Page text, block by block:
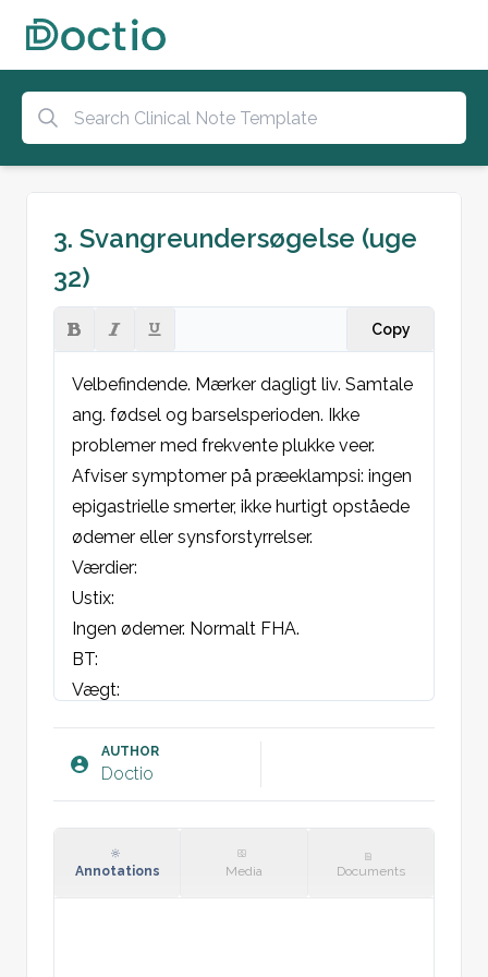
3. Svangreundersøgelse (uge
32)
Copy
Velbefindende. Mærker dagligt liv. Samtale
ang. fødsel og barselsperioden. Ikke
problemer med frekvente plukke veer.
Afviser symptomer på præeklampsi: ingen
epigastrielle smerter, ikke hurtigt opståede
ødemer eller synsforstyrrelser.
Værdier:
Ustix:
Ingen ødemer. Normalt FHA.
BT:
Vægt:
Informeres omkring kighoste vaccine, 5
ugers uns. af barnet samt 8 ugers
AUTHOR
Doctio
Annotations Media Documents